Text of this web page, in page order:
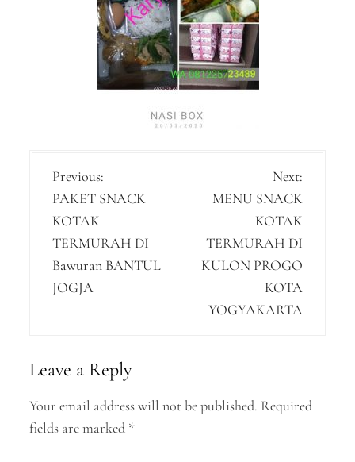
P
o
s
t
n
i
g
a
Previous:
PAKET SNACK
KOTAK
TERMURAH DI
Bawuran BANTUL
JOGJA
Next:
MENU SNACK
KOTAK
TERMURAH DI
KULON PROGO
KOTA
YOGYAKARTA
Leave a Reply
Your email address will not be published. Required
fields are marked *